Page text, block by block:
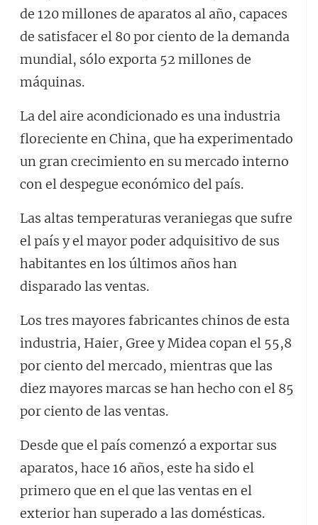
de 120 millones de aparatos al año, capaces
de satisfacer el 80 por ciento de la demanda
mundial, sólo exporta 52 millones de
máquinas.
La del aire acondicionado es una industria
floreciente en China, que ha experimentado
un gran crecimiento en su mercado interno
con el despegue económico del país.
Las altas temperaturas veraniegas que sufre
el país y el mayor poder adquisitivo de sus
habitantes en los últimos años han
disparado las ventas.
Los tres mayores fabricantes chinos de esta
industria, Haier, Gree y Midea copan el 55,8
por ciento del mercado, mientras que las
diez mayores marcas se han hecho con el 85
por ciento de las ventas.
Desde que el país comenzó a exportar sus
aparatos, hace 16 años, este ha sido el
primero que en el que las ventas en el
exterior han superado a las domésticas.